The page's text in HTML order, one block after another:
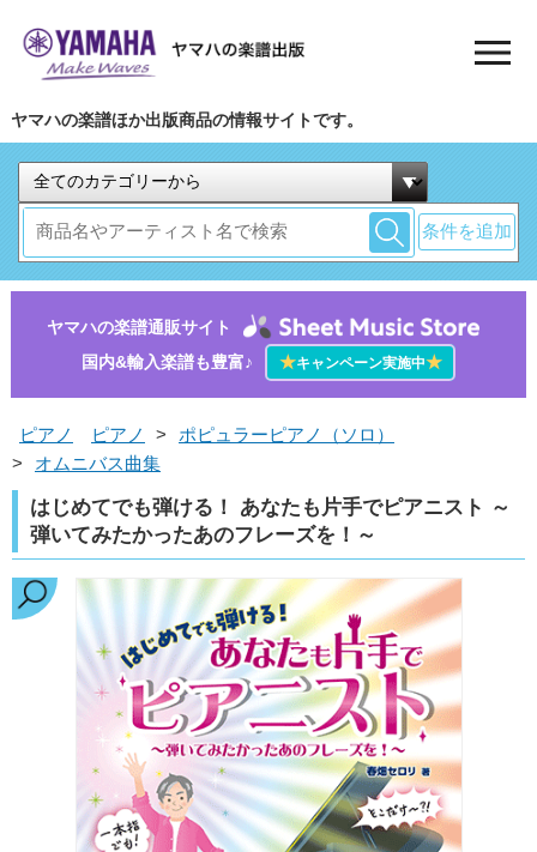
ヤマハの楽譜ほか出版商品の情報サイトです。
条件を追加
ヤマハの楽譜通販サイト
国内&輸入楽譜も豊富♪
★キャンペーン実施中★
ピアノ ピアノ >
ポピュラーピアノ（ソロ）
>
オムニバス曲集
はじめてでも弾ける！ あなたも片手でピアニスト ～
弾いてみたかったあのフレーズを！～